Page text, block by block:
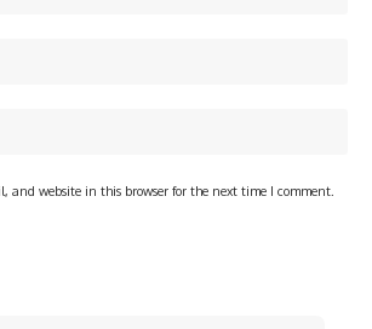
and website in this browser for the next time I comment.